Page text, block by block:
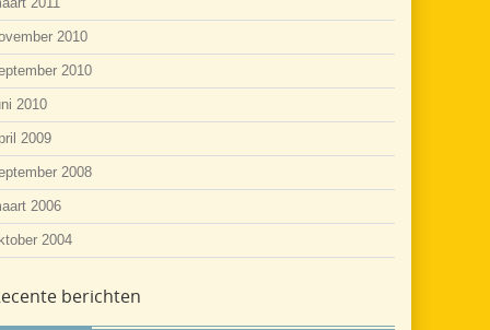
2010
2010
2010
2009
2008
2006
2004
berichten